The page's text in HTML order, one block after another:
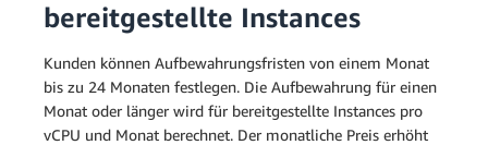
bereitgestellte Instances
Kunden können Aufbewahrungsfristen von einem Monat
bis zu 24 Monaten festlegen. Die Aufbewahrung für einen
Monat oder länger wird für bereitgestellte Instances pro
vCPU und Monat berechnet. Der monatliche Preis erhöht